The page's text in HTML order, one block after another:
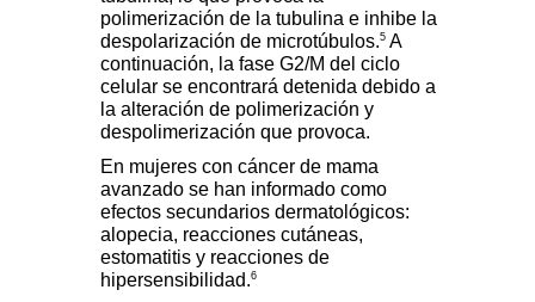
polimerización de la tubulina e inhibe la
despolarización de microtúbulos.5 A
continuación, la fase G2/M del ciclo
celular se encontrará detenida debido a
la alteración de polimerización y
despolimerización que provoca.
En mujeres con cáncer de mama
avanzado se han informado como
efectos secundarios dermatológicos:
alopecia, reacciones cutáneas,
estomatitis y reacciones de
hipersensibilidad.6